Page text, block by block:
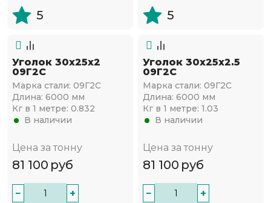
5 5
Уголок 30х25х2
09Г2С
Марка стали: 09Г2С
Длина: 6000 мм
Кг в 1 метре: 0.832
В наличии
Цена за тонну
81 100 руб
− +
Уголок 30х25х2.5
09Г2С
Марка стали: 09Г2С
Длина: 6000 мм
Кг в 1 метре: 1.03
В наличии
Цена за тонну
81 100 руб
− +